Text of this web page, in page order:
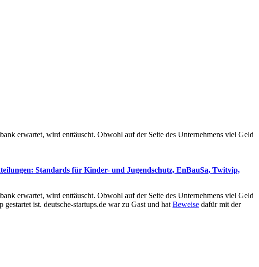
erwartet, wird enttäuscht. Obwohl auf der Seite des Unternehmens viel Geld
Standards für Kinder- und Jugendschutz, EnBauSa, Twitvip,
erwartet, wird enttäuscht. Obwohl auf der Seite des Unternehmens viel Geld
ist. deutsche-startups.de war zu Gast und hat Beweise dafür mit der